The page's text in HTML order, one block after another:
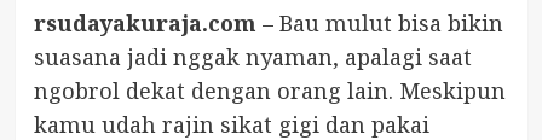
rsudayakuraja.com – Bau mulut bisa bikin
suasana jadi nggak nyaman, apalagi saat
ngobrol dekat dengan orang lain. Meskipun
kamu udah rajin sikat gigi dan pakai